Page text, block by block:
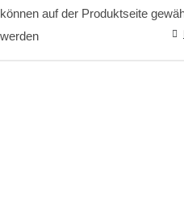
können auf der Produktseite
werden